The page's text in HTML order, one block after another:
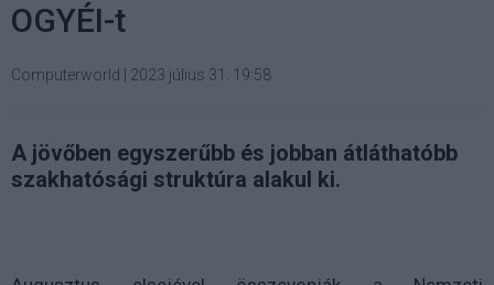
OGYÉI-t
Computerworld 2023 július 31. 19:58
A jövőben egyszerűbb és jobban átláthatóbb
szakhatósági struktúra alakul ki.